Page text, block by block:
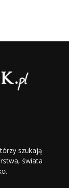
szukają
świata